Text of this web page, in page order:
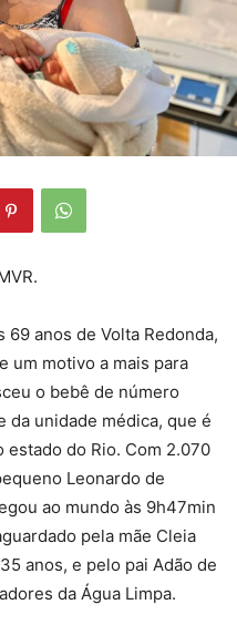
69 anos de Volta Redonda,
um motivo a mais para
o bebê de número
da unidade médica, que é
do Rio. Com 2.070
Leonardo de
ao mundo às 9h47min
pela mãe Cleia
anos, e pelo pai Adão de
da Água Limpa.